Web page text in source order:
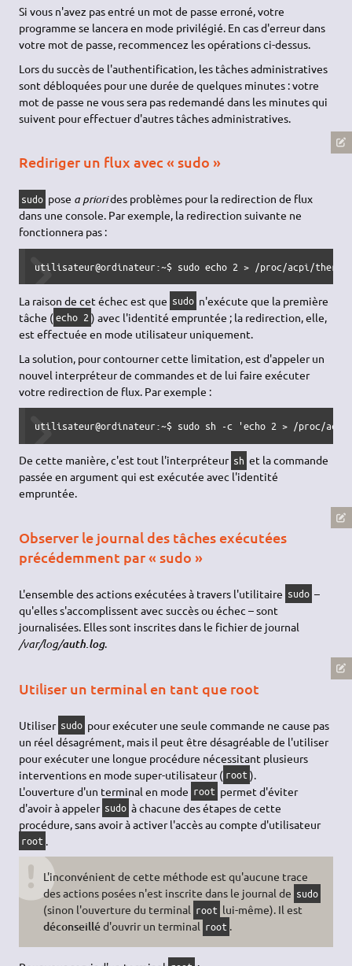
Si vous n'avez pas entré un mot de passe erroné, votre
programme se lancera en mode privilégié. En cas d'erreur dans
votre mot de passe, recommencez les opérations ci-dessus.
Lors du succès de l'authentification, les tâches administratives
sont débloquées pour une durée de quelques minutes : votre
mot de passe ne vous sera pas redemandé dans les minutes qui
suivent pour effectuer d'autres tâches administratives.
Rediriger un flux avec « sudo »
sudo pose a priorides problèmes pour la redirection de flux
dans une console. Par exemple, la redirection suivante ne
fonctionnera pas :
utilisateur@ordinateur:~$ sudo echo 2 > /proc/acpi /
La raison de cet échec est que sudo n'exécute que la première
tâche ( echo 2 ) avec l'identité empruntée ; la redirection, elle,
est effectuée en mode utilisateur uniquement.
La solution, pour contourner cette limitation, est d'appeler un
nouvel interpréteur de commandes et de lui faire exécuter
votre redirection de flux. Par exemple :
utilisateur@ordinateur:~$ sudo sh -c 'echo 2 > /proc/acpi/
De cette manière, c'est tout l'interpréteur sh et la commande
passée en argument qui est exécutée avec l'identité
empruntée.
Observer le journal des tâches exécutées
précédemment par « sudo »
L'ensemble des actions exécutées à travers l'utilitaire sudo –
qu'elles s'accomplissent avec succès ou échec – sont
journalisées. Elles sont inscrites dans le fichier de journal
/var/log/auth.log.
Utiliser un terminal en tant que root
Utiliser sudo pour exécuter une seule commande ne cause pas
un réel désagrément, mais il peut être désagréable de l'utiliser
pour exécuter une longue procédure nécessitant plusieurs
interventions en mode super-utilisateur ( root ).
L'ouverture d'un terminal en mode root permet d'éviter
d'avoir à appeler sudo à chacune des étapes de cette
procédure, sans avoir à activer l'accès au compte d'utilisateur
root
L'inconvénient de cette méthode est qu'aucune trace
des actions posées n'est inscrite dans le journal de sudo
(sinon l'ouverture du terminal root lui-même). Il est
déconseilléd'ouvrir un terminal root .